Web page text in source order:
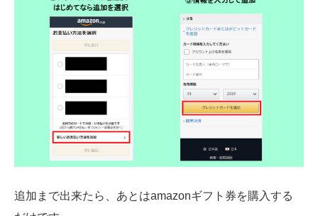
追加まで出来たら、あとはamazonギフト券を購入する